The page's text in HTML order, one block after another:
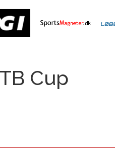
Cup